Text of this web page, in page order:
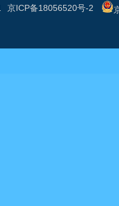
京ICP备18056520号-2